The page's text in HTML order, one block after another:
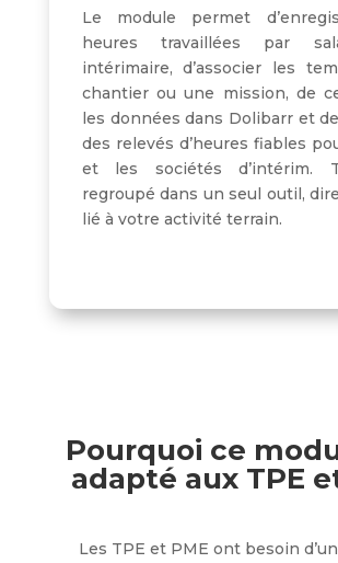
Le module permet
heures travaillées par
intérimaire, d’associer les
chantier ou une mission, de
les données dans Dolibarr et
des relevés d’heures fiables
et les sociétés d’intérim.
regroupé dans un seul outil,
lié à votre activité terrain.
Pourquoi ce
adapté aux TPE
Les TPE et PME ont besoin